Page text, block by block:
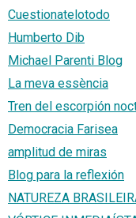
Cuestionatelotodo
Humberto Dib
Michael Parenti Blog
La meva essència
Tren del escorpión
Democracia Farisea
amplitud de miras
Blog para la reflexión
NATUREZA